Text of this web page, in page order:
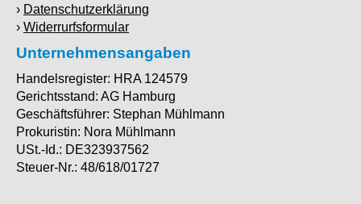
Datenschutzerklärung
Widerrurfsformular
Unternehmensangaben
Handelsregister: HRA 124579
Gerichtsstand: AG Hamburg
Geschäftsführer: Stephan Mühlmann
Prokuristin: Nora Mühlmann
USt.-Id.: DE323937562
Steuer-Nr.: 48/618/01727